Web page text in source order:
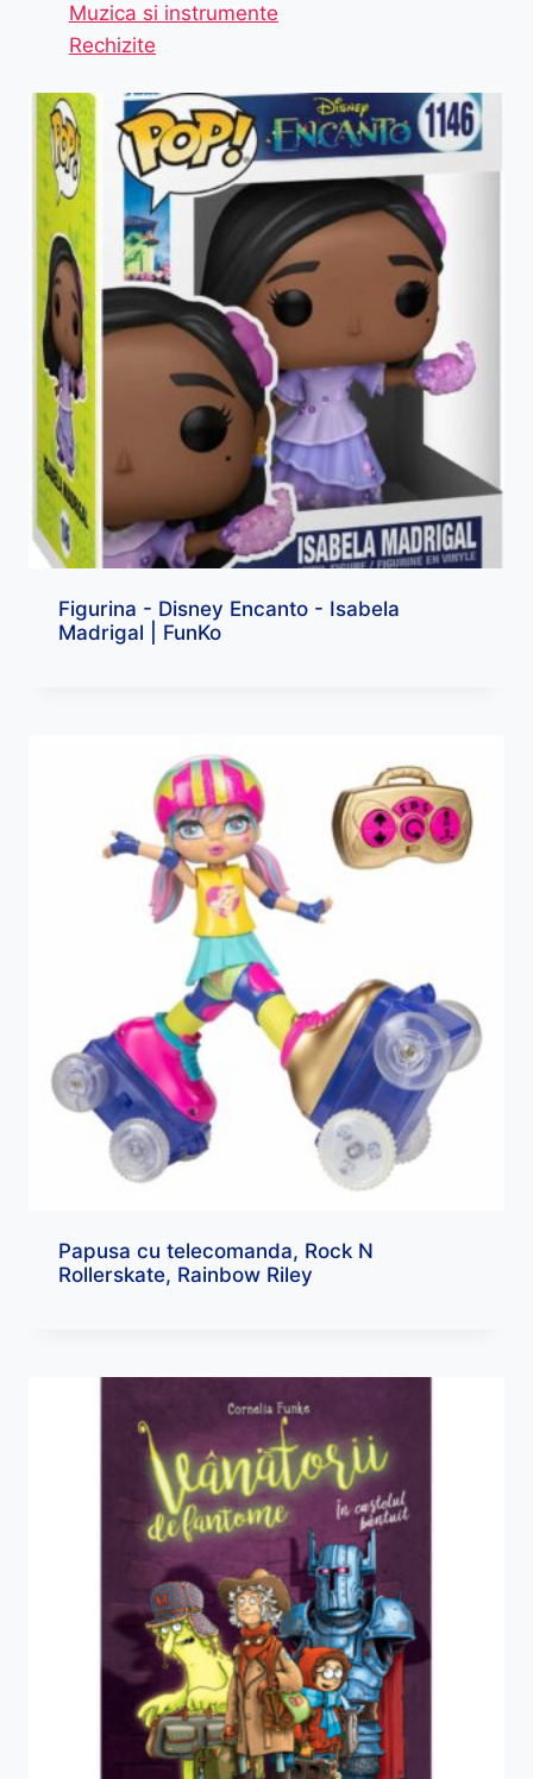
Muzica si instrumente
Rechizite
Figurina - Disney Encanto - Isabela
Madrigal | FunKo
Papusa cu telecomanda, Rock N
Rollerskate, Rainbow Riley